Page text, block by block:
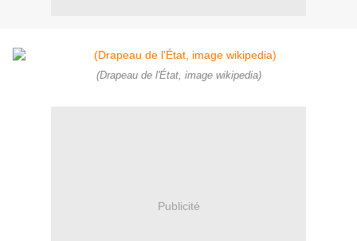
(Drapeau de l'État, image wikipedia)
Publicité